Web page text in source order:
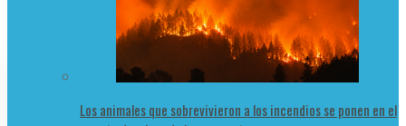
Los animales que sobrevivieron a los incendios se ponen en el